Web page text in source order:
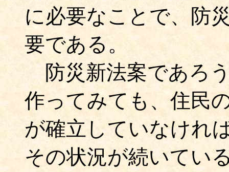
に必要なことで、防
要である。
防災新法案であろ
作ってみても、住民
が確立していなけれ
その状況が続いてい